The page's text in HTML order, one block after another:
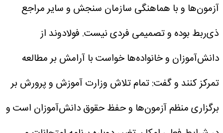
آزمون‌ها و با هماهنگی سازمان سنجش و سایر مراجع
ذی‌ربط بوده و تصمیمی فردی نیست. فولادوند از
دانش‌آموزان و خانواده‌ها خواست با آرامش بر مطالعه
تمرکز کنند و گفت: تمام تلاش وزارت آموزش و پرورش بر
برگزاری منظم آزمون‌ها و حفظ حقوق دانش‌آموزان است و